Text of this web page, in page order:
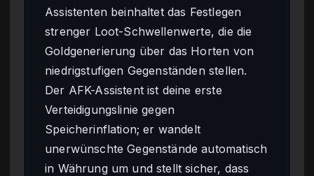
Assistenten beinhaltet das Festlegen
strenger Loot-Schwellenwerte, die die
Goldgenerierung über das Horten von
niedrigstufigen Gegenständen stellen.
Der AFK-Assistent ist deine erste
Verteidigungslinie gegen
Speicherinflation; er wandelt
unerwünschte Gegenstände automatisch
in Währung um und stellt sicher, dass